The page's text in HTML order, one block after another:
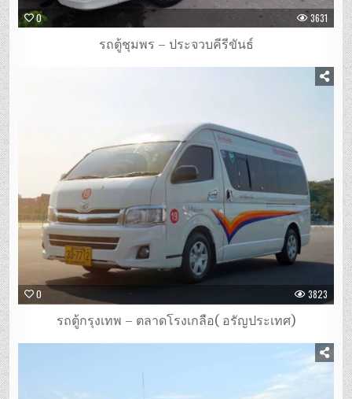
0 3631
รถตู้ชุมพร – ประจวบคีรีขันธ์
0 3823
รถตู้กรุงเทพ – ตลาดโรงเกลือ( อรัญประเทศ)